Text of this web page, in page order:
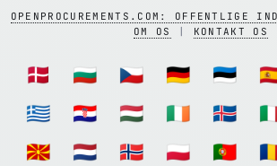
OPENPROCUREMENTS.COM: OFFENTLIGE
OM OS
KONTAKT OS
🇩🇰 🇧🇬 🇨🇿 🇩🇪 🇪🇪
🇬🇷
🇭🇷 🇭🇺 🇮🇪 🇮🇸
🇲🇰
🇳🇱 🇳🇴 🇵🇱 🇵🇹